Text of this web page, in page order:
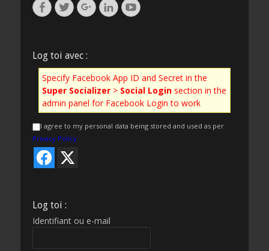
Facebook
TwitterGoogleplus
LinkedinYouTube
Log toi avec :
Specify Facebook App ID and Secret in the
Super Socializer > Social Login section in the
admin panel for Facebook Login to work
I agree to my personal data being stored and used as per
Privacy Policy
Log toi :
Identifiant ou e-mail